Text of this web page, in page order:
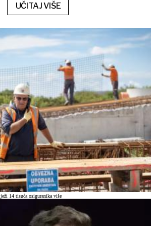
UČITAJ VIŠE
14 tisuća osiguranika više